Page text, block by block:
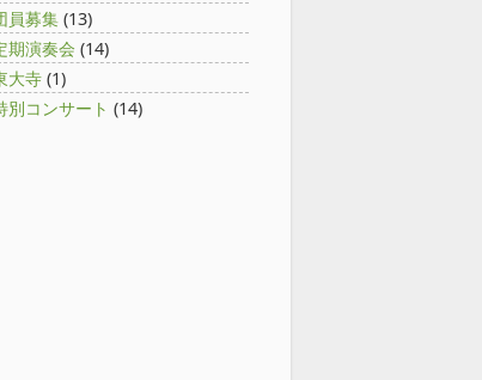
員募集 (13)
期演奏会 (14)
大寺 (1)
別コンサート (14)